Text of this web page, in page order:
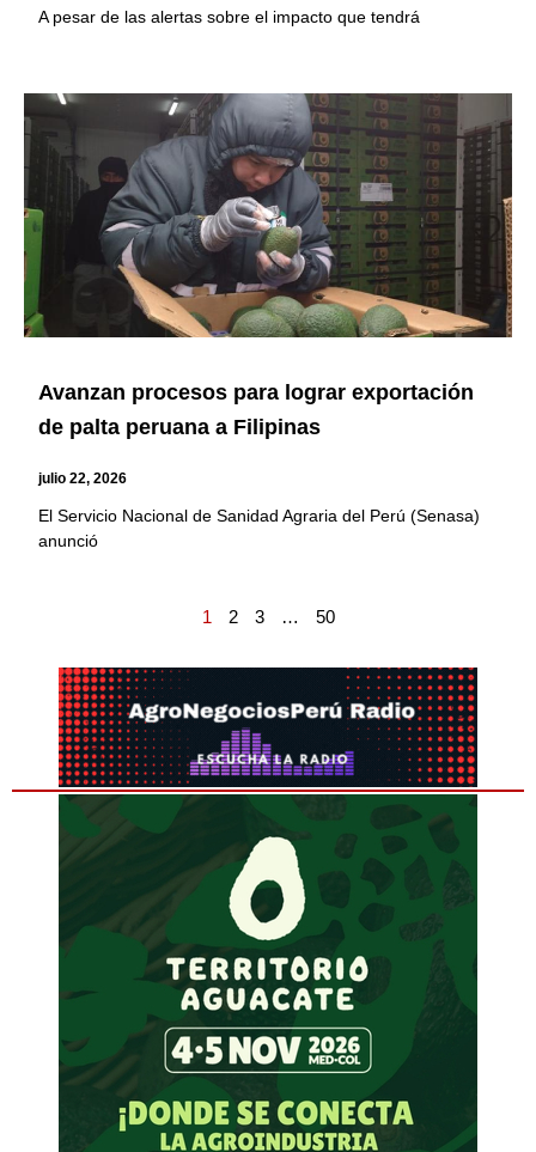
A pesar de las alertas sobre el impacto que tendrá
Avanzan procesos para lograr exportación
de palta peruana a Filipinas
julio 22, 2026
El Servicio Nacional de Sanidad Agraria del Perú (Senasa)
anunció
1 2 3 … 50